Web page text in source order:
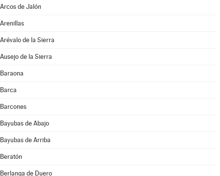
Arcos de Jalón
Arenillas
Arévalo de la Sierra
Ausejo de la Sierra
Baraona
Barca
Barcones
Bayubas de Abajo
Bayubas de Arriba
Beratón
Berlanga de Duero